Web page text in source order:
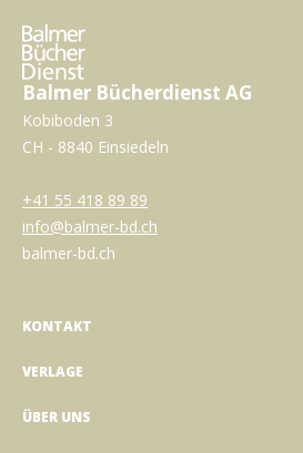
Balmer Bücherdienst AG
Kobiboden 3
CH - 8840 Einsiedeln
+41 55 418 89 89
info@balmer-bd.ch
balmer-bd.ch
KONTAKT
VERLAGE
ÜBER UNS